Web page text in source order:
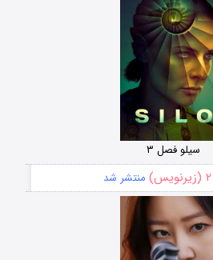
سیلو فصل ۳
۲ (زیرنویس) منتشر شد